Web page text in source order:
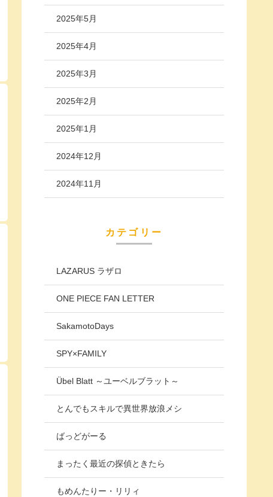
2025年5月
2025年4月
2025年3月
2025年2月
2025年1月
2024年12月
2024年11月
カテゴリー
LAZARUS ラザロ
ONE PIECE FAN LETTER
SakamotoDays
SPY×FAMILY
Übel Blatt ～ユーベルブラット～
とんでもスキルで異世界放浪メシ
ばっどがーる
まったく最近の探偵ときたら
もめんたりー・リリィ